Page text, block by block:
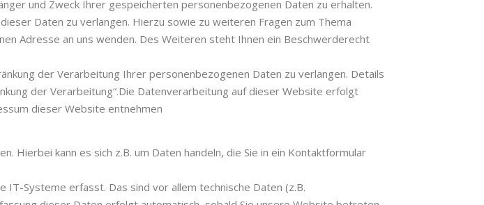
und Zweck Ihrer gespeicherten personenbezogenen Daten zu erhalten.
Daten zu verlangen. Hierzu sowie zu weiteren Fragen zum Thema
Adresse an uns wenden. Des Weiteren steht Ihnen ein Beschwerderecht
der Verarbeitung Ihrer personenbezogenen Daten zu verlangen. Details
der Verarbeitung“.Die Datenverarbeitung auf dieser Website erfolgt
dieser Website entnehmen
Hierbei kann es sich z.B. um Daten handeln, die Sie in ein Kontaktformular
Systeme erfasst. Das sind vor allem technische Daten (z.B.